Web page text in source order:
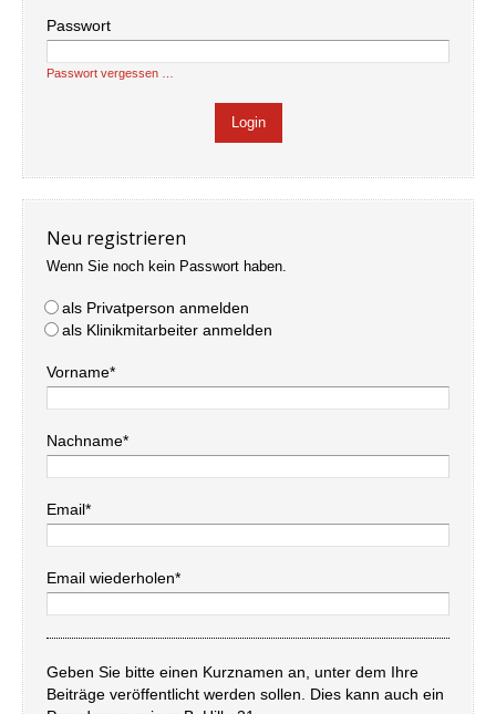
Passwort
Passwort vergessen …
Neu registrieren
Wenn Sie noch kein Passwort haben.
als Privatperson anmelden
als Klinikmitarbeiter anmelden
Vorname*
Nachname*
Email*
Email wiederholen*
Geben Sie bitte einen Kurznamen an, unter dem Ihre
Beiträge veröffentlicht werden sollen. Dies kann auch ein